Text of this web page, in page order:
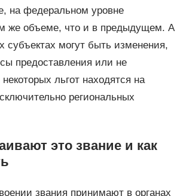
на федеральном уровне
же объеме, что и в предыдущем. А
субъектах могут быть изменения,
предоставления или не
льгот находятся на
региональных
это звание и как
звания принимают в органах